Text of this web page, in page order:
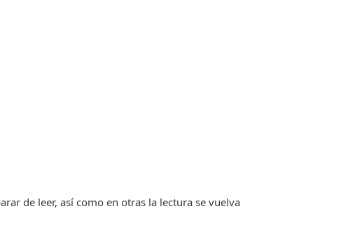
de leer, así como en otras la lectura se vuelva